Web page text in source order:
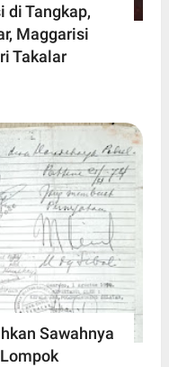
di Tangkap,
Maggarisi
Takalar
Sawahnya